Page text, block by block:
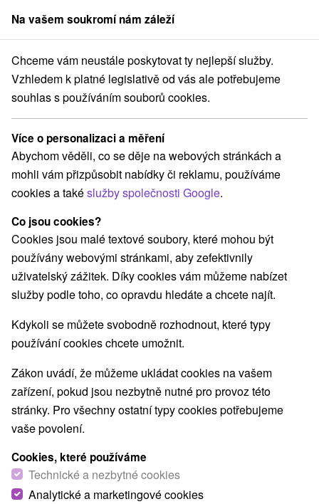
člen skupinySorger
Pobyty pro seniory Východné Slovensko Prešovský kraj
Pobyty pro seniory Štrba
Kategorie
Všechny kategorie
Pobyty v akci(1)
Wellness pobyty(1) Víkendové pobyty(1)
Pobyty pro seniory
Vyberte lokalitu nebo termín
Nejprodávanější
VŠECHNY TOP - NEJPRODÁVANĚJŠÍ NEJLEVNĚJŠÍ
Na vašem soukromí nám záleží
Chceme vám neustále poskytovat ty nejlepší služby.
Vzhledem k platné legislativě od vás ale potřebujeme
souhlas s používáním souborů cookies.
Více o personalizaci a měření
Abychom věděli, co se děje na webových stránkách a
mohli vám přizpůsobit nabídky či reklamu, používáme
cookies a takéslužby společnosti Google.
Co jsou cookies?
Cookies jsou malé textové soubory, které mohou být
používány webovými stránkami, aby zefektivnily
uživatelský zážitek. Díky cookies vám můžeme nabízet
služby podle toho, co opravdu hledáte a chcete najít.
Kdykoli se můžete svobodně rozhodnout, které typy
používání cookies chcete umožnit.
Zákon uvádí, že můžeme ukládat cookies na vašem
zařízení, pokud jsou nezbytně nutné pro provoz této
stránky. Pro všechny ostatní typy cookies potřebujeme
vaše povolení.
Cookies, které používáme
Technické a nezbytné cookies
Analytické a marketingové cookies